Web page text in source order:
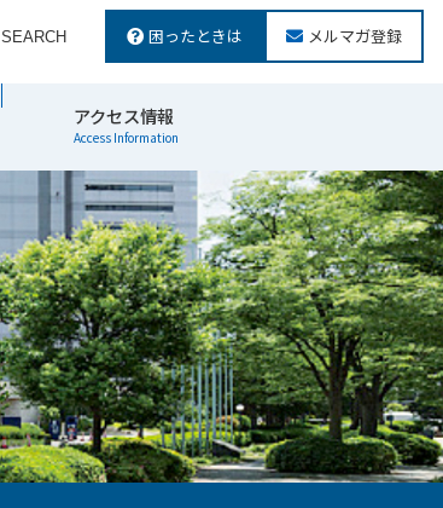
SEARCH 困ったときは メルマガ登録
アクセス情報
Access Information